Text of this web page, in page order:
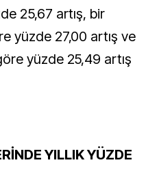
25,67 artış, bir
yüzde 27,00 artış ve
yüzde 25,49 artış
YILLIK YÜZDE